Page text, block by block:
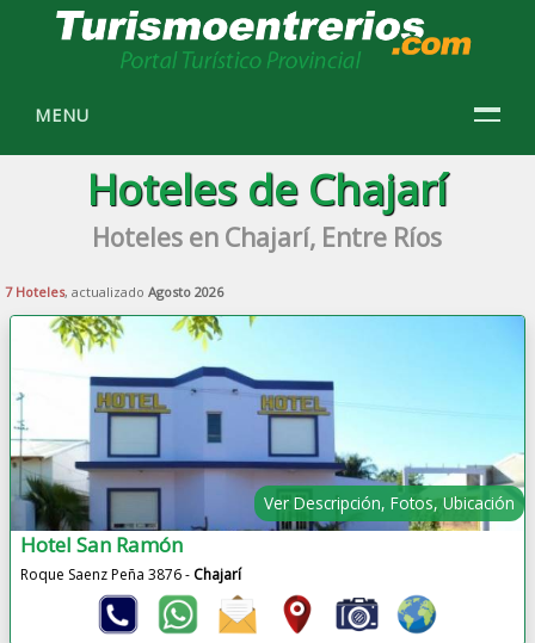
MENU
Hoteles de Chajarí
Hoteles en Chajarí, Entre Ríos
7 Hoteles, actualizadoAgosto 2026
Ver Descripción, Fotos, Ubicación
Hotel San Ramón
Roque Saenz Peña 3876 - Chajarí